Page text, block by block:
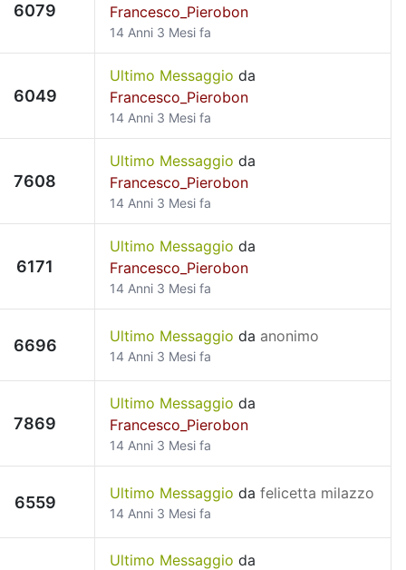
6079
Francesco_Pierobon
14 Anni 3 Mesi fa
6049
Ultimo Messaggio da
Francesco_Pierobon
14 Anni 3 Mesi fa
7608
Ultimo Messaggio da
Francesco_Pierobon
14 Anni 3 Mesi fa
6171
Ultimo Messaggio da
Francesco_Pierobon
14 Anni 3 Mesi fa
6696 Ultimo Messaggio da anonimo
14 Anni 3 Mesi fa
7869
Ultimo Messaggio da
Francesco_Pierobon
14 Anni 3 Mesi fa
6559 Ultimo Messaggio da felicetta milazzo
14 Anni 3 Mesi fa
Ultimo Messaggio da